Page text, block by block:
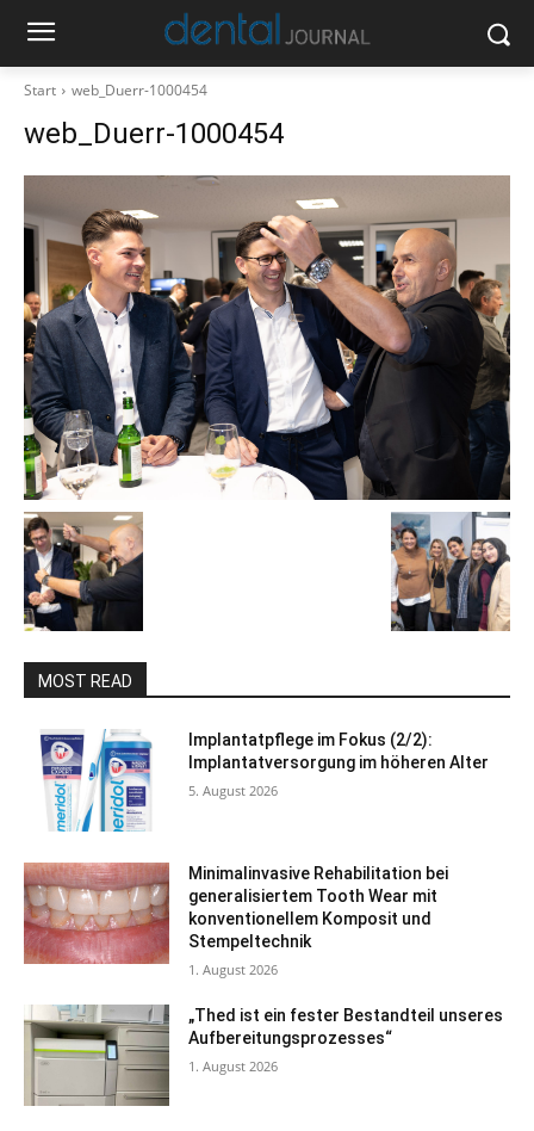
Start web_Duerr-1000454
web_Duerr-1000454
MOST READ
Implantatpflege im Fokus (2/2):
Implantatversorgung im höheren Alter
5. August 2026
Minimalinvasive Rehabilitation bei
generalisiertem Tooth Wear mit
konventionellem Komposit und
Stempeltechnik
1. August 2026
„Thed ist ein fester Bestandteil unseres
Aufbereitungsprozesses“
1. August 2026